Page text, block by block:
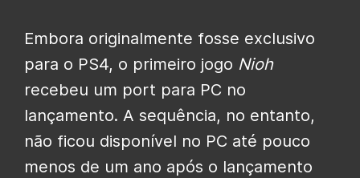
Embora originalmente fosse exclusivo
para o PS4, o primeiro jogo Nioh
recebeu um port para PC no
lançamento. A sequência, no entanto,
não ficou disponível no PC até pouco
menos de um ano após o lançamento